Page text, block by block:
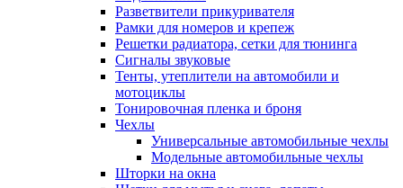
Разветвители прикуривателя
Рамки для номеров и крепеж
Решетки радиатора, сетки для тюнинга
Сигналы звуковые
Тенты, утеплители на автомобили и
мотоциклы
Тонировочная пленка и броня
Чехлы
Универсальные автомобильные чехлы
Модельные автомобильные чехлы
Шторки на окна